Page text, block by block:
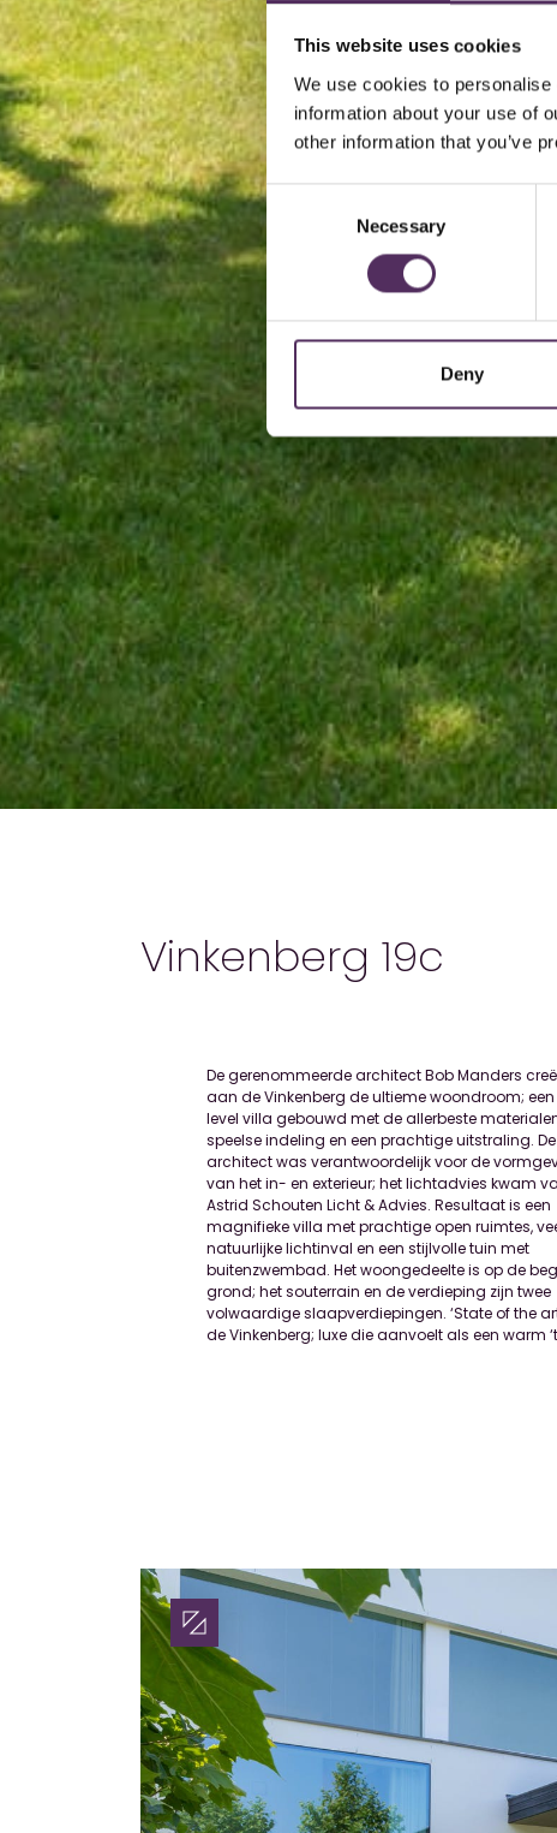
This website uses cookies
We use cookies to
information about your use of
other information that you’ve
Consent
Selection
Necessary
Deny
Vinkenberg 19c
De gerenommeerde architect Bob Manders
aan de Vinkenberg de ultieme woondroom;
level villa gebouwd met de allerbeste
speelse indeling en een prachtige uitstraling. De
architect was verantwoordelijk voor de
van het in- en exterieur; het lichtadvies kwam
Astrid Schouten Licht & Advies. Resultaat is een
magnifieke villa met prachtige open ruimtes,
natuurlijke lichtinval en een stijlvolle tuin met
buitenzwembad. Het woongedeelte is op de
grond; het souterrain en de verdieping zijn twee
volwaardige slaapverdiepingen. ‘State of the
de Vinkenberg; luxe die aanvoelt als een warm
De villa is uitstekend gepositioneerd op de
trekt de aandacht als je door de straat
Moergestel ligt in een prachtig landschap met
‘s-Hertogenbosch en Eindhoven in de nabijheid en is
onderdeel van de gemeente Oisterwijk. Het
door de indrukwekkende vennen en
gewilde locatie om te wonen; de dorpskern heeft
diverse winkels, supermarkten en horeca.
kunnen kiezen uit twee basisscholen en de
uitvalswegen richting Tilburg, Breda, Eindhoven/
Forum, Eindhoven Airport (A58), de